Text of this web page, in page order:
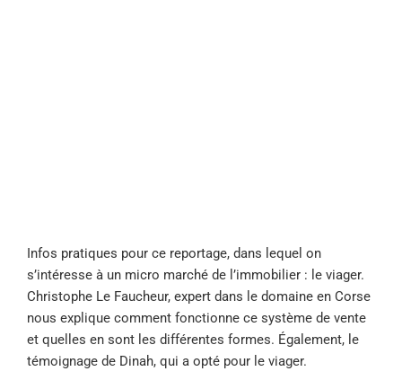
Infos pratiques pour ce reportage, dans lequel on
s’intéresse à un micro marché de l’immobilier : le viager.
Christophe Le Faucheur, expert dans le domaine en Corse
nous explique comment fonctionne ce système de vente
et quelles en sont les différentes formes. Également, le
témoignage de Dinah, qui a opté pour le viager.